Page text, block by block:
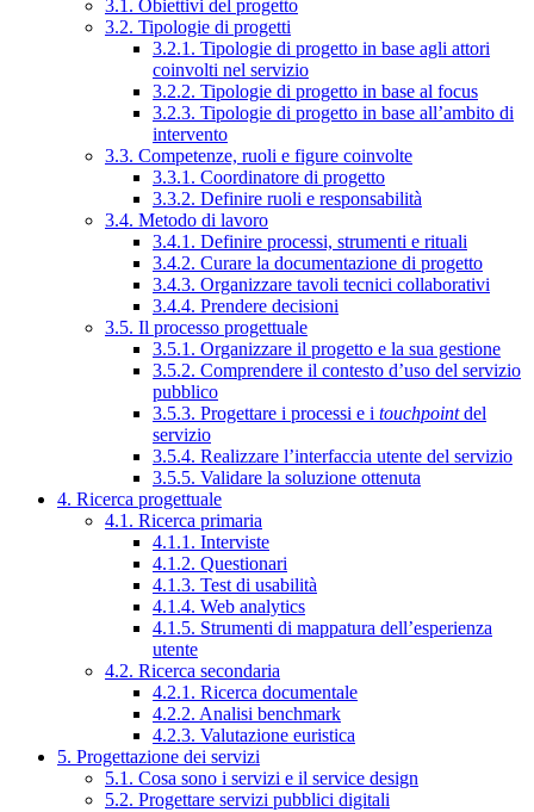
3.1. Obiettivi del progetto
3.2. Tipologie di progetti
3.2.1. Tipologie di progetto in base agli attori
coinvolti nel servizio
3.2.2. Tipologie di progetto in base al focus
3.2.3. Tipologie di progetto in base all’ambito di
intervento
3.3. Competenze, ruoli e figure coinvolte
3.3.1. Coordinatore di progetto
3.3.2. Definire ruoli e responsabilità
3.4. Metodo di lavoro
3.4.1. Definire processi, strumenti e rituali
3.4.2. Curare la documentazione di progetto
3.4.3. Organizzare tavoli tecnici collaborativi
3.4.4. Prendere decisioni
3.5. Il processo progettuale
3.5.1. Organizzare il progetto e la sua gestione
3.5.2. Comprendere il contesto d’uso del servizio
pubblico
3.5.3. Progettare i processi e i touchpointdel
servizio
3.5.4. Realizzare l’interfaccia utente del servizio
3.5.5. Validare la soluzione ottenuta
4. Ricerca progettuale
4.1. Ricerca primaria
4.1.1. Interviste
4.1.2. Questionari
4.1.3. Test di usabilità
4.1.4. Web analytics
4.1.5. Strumenti di mappatura dell’esperienza
utente
4.2. Ricerca secondaria
4.2.1. Ricerca documentale
4.2.2. Analisi benchmark
4.2.3. Valutazione euristica
5. Progettazione dei servizi
5.1. Cosa sono i servizi e il service design
5.2. Progettare servizi pubblici digitali